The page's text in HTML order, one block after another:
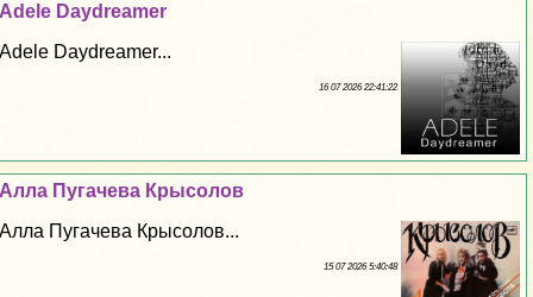
Adele Daydreamer
Adele Daydreamer...
16 07 2026 22:41:22
Алла Пугачева Крысолов
Алла Пугачева Крысолов...
15 07 2026 5:40:48